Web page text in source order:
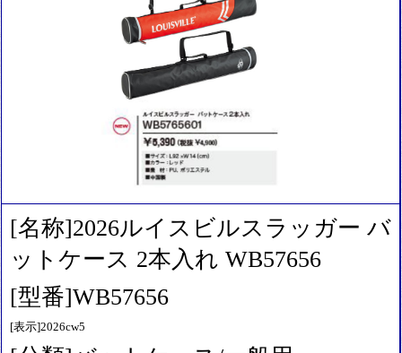
[名称]2026ルイスビルスラッガー バ
ットケース 2本入れ WB57656
[型番]WB57656
[表示]2026cw5